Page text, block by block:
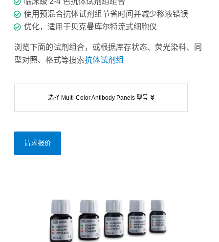
使用预混合抗体试剂组节省时间并减少移液错误
优化，适用于贝克曼库尔特流式细胞仪
浏览下面的试剂组合，或根据库存状态、荧光染料、同
型对照、格式等搜索抗体试剂组
选择 Multi-Color Antibody Panels 型号
请求报价